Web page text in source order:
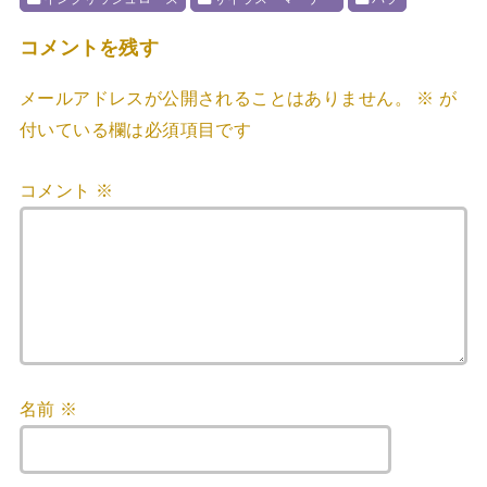
コメントを残す
メールアドレスが公開されることはありません。 ※ が
付いている欄は必須項目です
コメント ※
名前 ※